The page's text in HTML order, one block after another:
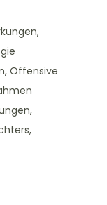
Offensive